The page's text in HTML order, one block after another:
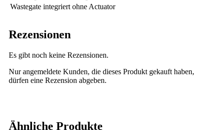
Wastegate integriert ohne Actuator
Rezensionen
Es gibt noch keine Rezensionen.
Nur angemeldete Kunden, die dieses Produkt gekauft haben,
dürfen eine Rezension abgeben.
Ähnliche Produkte